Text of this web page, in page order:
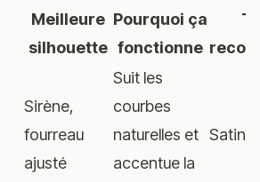
Meilleure
silhouette
Pourquoi ça
fonctionne
Sirène,
fourreau
ajusté
Suit les
courbes
naturelles et
accentue la
Satin,